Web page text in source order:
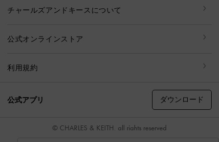
チャールズアンドキースについて
公式オンラインストア
利用規約
公式アプリ ダウンロード
© CHARLES & KEITH, all rights reserved